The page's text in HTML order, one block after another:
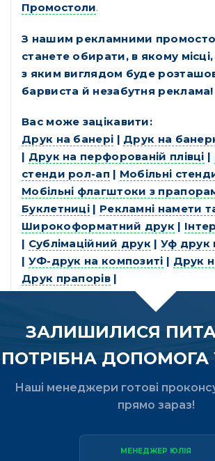
Промостоли.
З нашим рекламними
станете обирати, в якому місці,
з яким виглядом буде
барвиста й незабутня реклама!
Вас може зацікавити:
Друк на банері | Друк на
| Друк на перфорованій плівці |
стенди рол-ап | Мобільні
Мобільні флагштоки з
Буклетниці | Рекламні намети
Широкоформатний друк |
| Сублімаційний друк | Уф друк
| УФ-друк на композиті | Друк
Друк прапорів|
ЗАЛИШИЛИСЯ
ПОТРІБНА ДОПОМОГА
Наші менеджери готові
прямо зараз!
МЕНЕДЖЕР ЮЛІЯ